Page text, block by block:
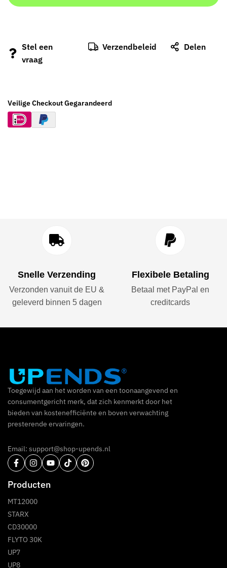
Stel een
vraag
Verzendbeleid Delen
Veilige Checkout Gegarandeerd
Snelle Verzending
Verzonden vanuit de EU &
geleverd binnen 5 dagen
Flexibele Betaling
Betaal met PayPal en
creditcards
Toegewijd aan het worden van een toonaangevend en
consumentgericht merk, dat zich kenmerkt door het
bieden van kostenefficiënte en boven verwachting
presterende ervaringen.
Email: support@shop-upends.nl
Producten
MT12000
STARX
CD30000
FLYTO 30K
UP7
UP8